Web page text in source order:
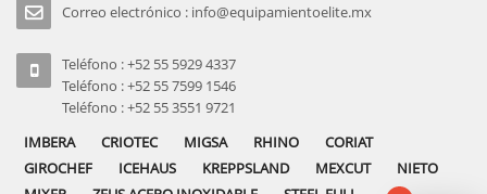
Correo electrónico : info@equipamientoelite.mx
Teléfono : +52 55 5929 4337
Teléfono : +52 55 7599 1546
Teléfono : +52 55 3551 9721
IMBERA
CRIOTEC MIGSA RHINO
CORIAT
GIROCHEF
ICEHAUS KREPPSLAND MEXCUT
NIETO